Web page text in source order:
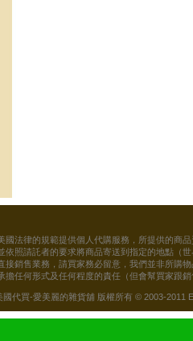
國法律的規範提供個人代購服務，所提供的商
依照請託者的要求將商品寄送到指定的地點（
接銷售業務，請買家務必留意，我們並非所購
擔任何形式及任何程度的責任（但會幫買家跟
國代買-愛美麗的雜貨舖 版權所有 © 2003-2011